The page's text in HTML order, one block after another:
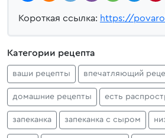
Короткая ссылка: https://
Категории рецепта
ваши рецепты впечатляющий
домашние рецепты есть
запеканка запеканка с сыром